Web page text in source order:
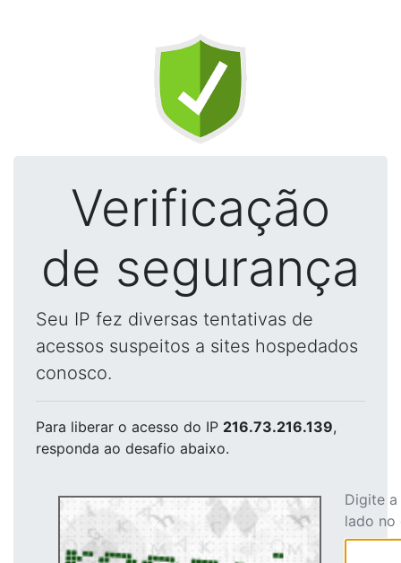
Verificação
de segurança
Seu IP fez diversas tentativas de
acessos suspeitos a sites hospedados
conosco.
Para liberar o acesso do IP 216.73.216.139,
responda ao desafio abaixo.
Digite
lado no